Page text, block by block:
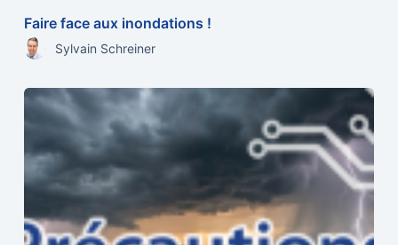
Faire face aux inondations !
Sylvain Schreiner